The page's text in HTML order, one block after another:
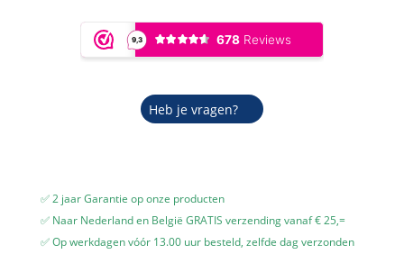
Heb je vragen?
✅ 2 jaar Garantie op onze producten
✅ Naar Nederland en België GRATIS verzending vanaf € 25,=
✅ Op werkdagen vóór 13.00 uur besteld, zelfde dag verzonden